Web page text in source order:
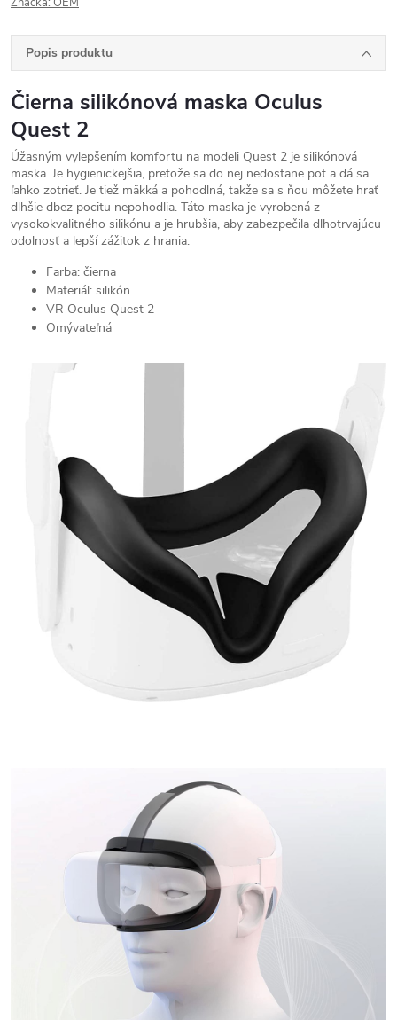
Popis produktu
Čierna silikónová maska Oculus
Quest 2
Úžasným vylepšením komfortu na modeli Quest 2 je silikónová
maska. Je hygienickejšia, pretože sa do nej nedostane pot a dá sa
ľahko zotrieť. Je tiež mäkká a pohodlná, takže sa s ňou môžete hrať
dlhšie dbez pocitu nepohodlia. Táto maska je vyrobená z
vysokokvalitného silikónu a je hrubšia, aby zabezpečila dlhotrvajúcu
odolnosť a lepší zážitok z hrania.
Farba: čierna
Materiál: silikón
VR Oculus Quest 2
Omývateľná